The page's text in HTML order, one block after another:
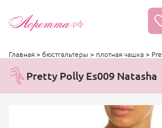
.рф
Главная> бюстгальтеры > плотная чашка>
Pretty Polly Es009 Natasha